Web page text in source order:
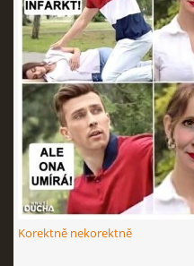
Korektně nekorektně